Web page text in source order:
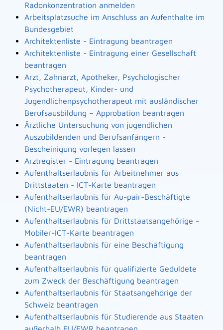
Radonkonzentration anmelden
Arbeitsplatzsuche im Anschluss an Aufenthalte im
Bundesgebiet
Architektenliste - Eintragung beantragen
Architektenliste - Eintragung einer Gesellschaft
beantragen
Arzt, Zahnarzt, Apotheker, Psychologischer
Psychotherapeut, Kinder- und
Jugendlichenpsychotherapeut mit ausländischer
Berufsausbildung – Approbation beantragen
Ärztliche Untersuchung von jugendlichen
Auszubildenden und Berufsanfängern -
Bescheinigung vorlegen lassen
Arztregister - Eintragung beantragen
Aufenthaltserlaubnis für Arbeitnehmer aus
Drittstaaten - ICT-Karte beantragen
Aufenthaltserlaubnis für Au-pair-Beschäftigte
(Nicht-EU/EWR) beantragen
Aufenthaltserlaubnis für Drittstaatsangehörige -
Mobiler-ICT-Karte beantragen
Aufenthaltserlaubnis für eine Beschäftigung
beantragen
Aufenthaltserlaubnis für qualifizierte Geduldete
zum Zweck der Beschäftigung beantragen
Aufenthaltserlaubnis für Staatsangehörige der
Schweiz beantragen
Aufenthaltserlaubnis für Studierende aus Staaten